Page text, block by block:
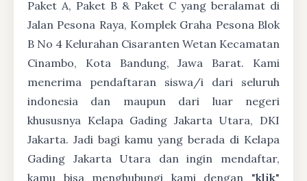
Paket A, Paket B & Paket C yang beralamat di
Jalan Pesona Raya, Komplek Graha Pesona Blok
B No 4 Kelurahan Cisaranten Wetan Kecamatan
Cinambo, Kota Bandung, Jawa Barat. Kami
menerima pendaftaran siswa/i dari seluruh
indonesia dan maupun dari luar negeri
khususnya Kelapa Gading Jakarta Utara, DKI
Jakarta. Jadi bagi kamu yang berada di Kelapa
Gading Jakarta Utara dan ingin mendaftar,
kamu bisa menghubungi kami dengan "klik"